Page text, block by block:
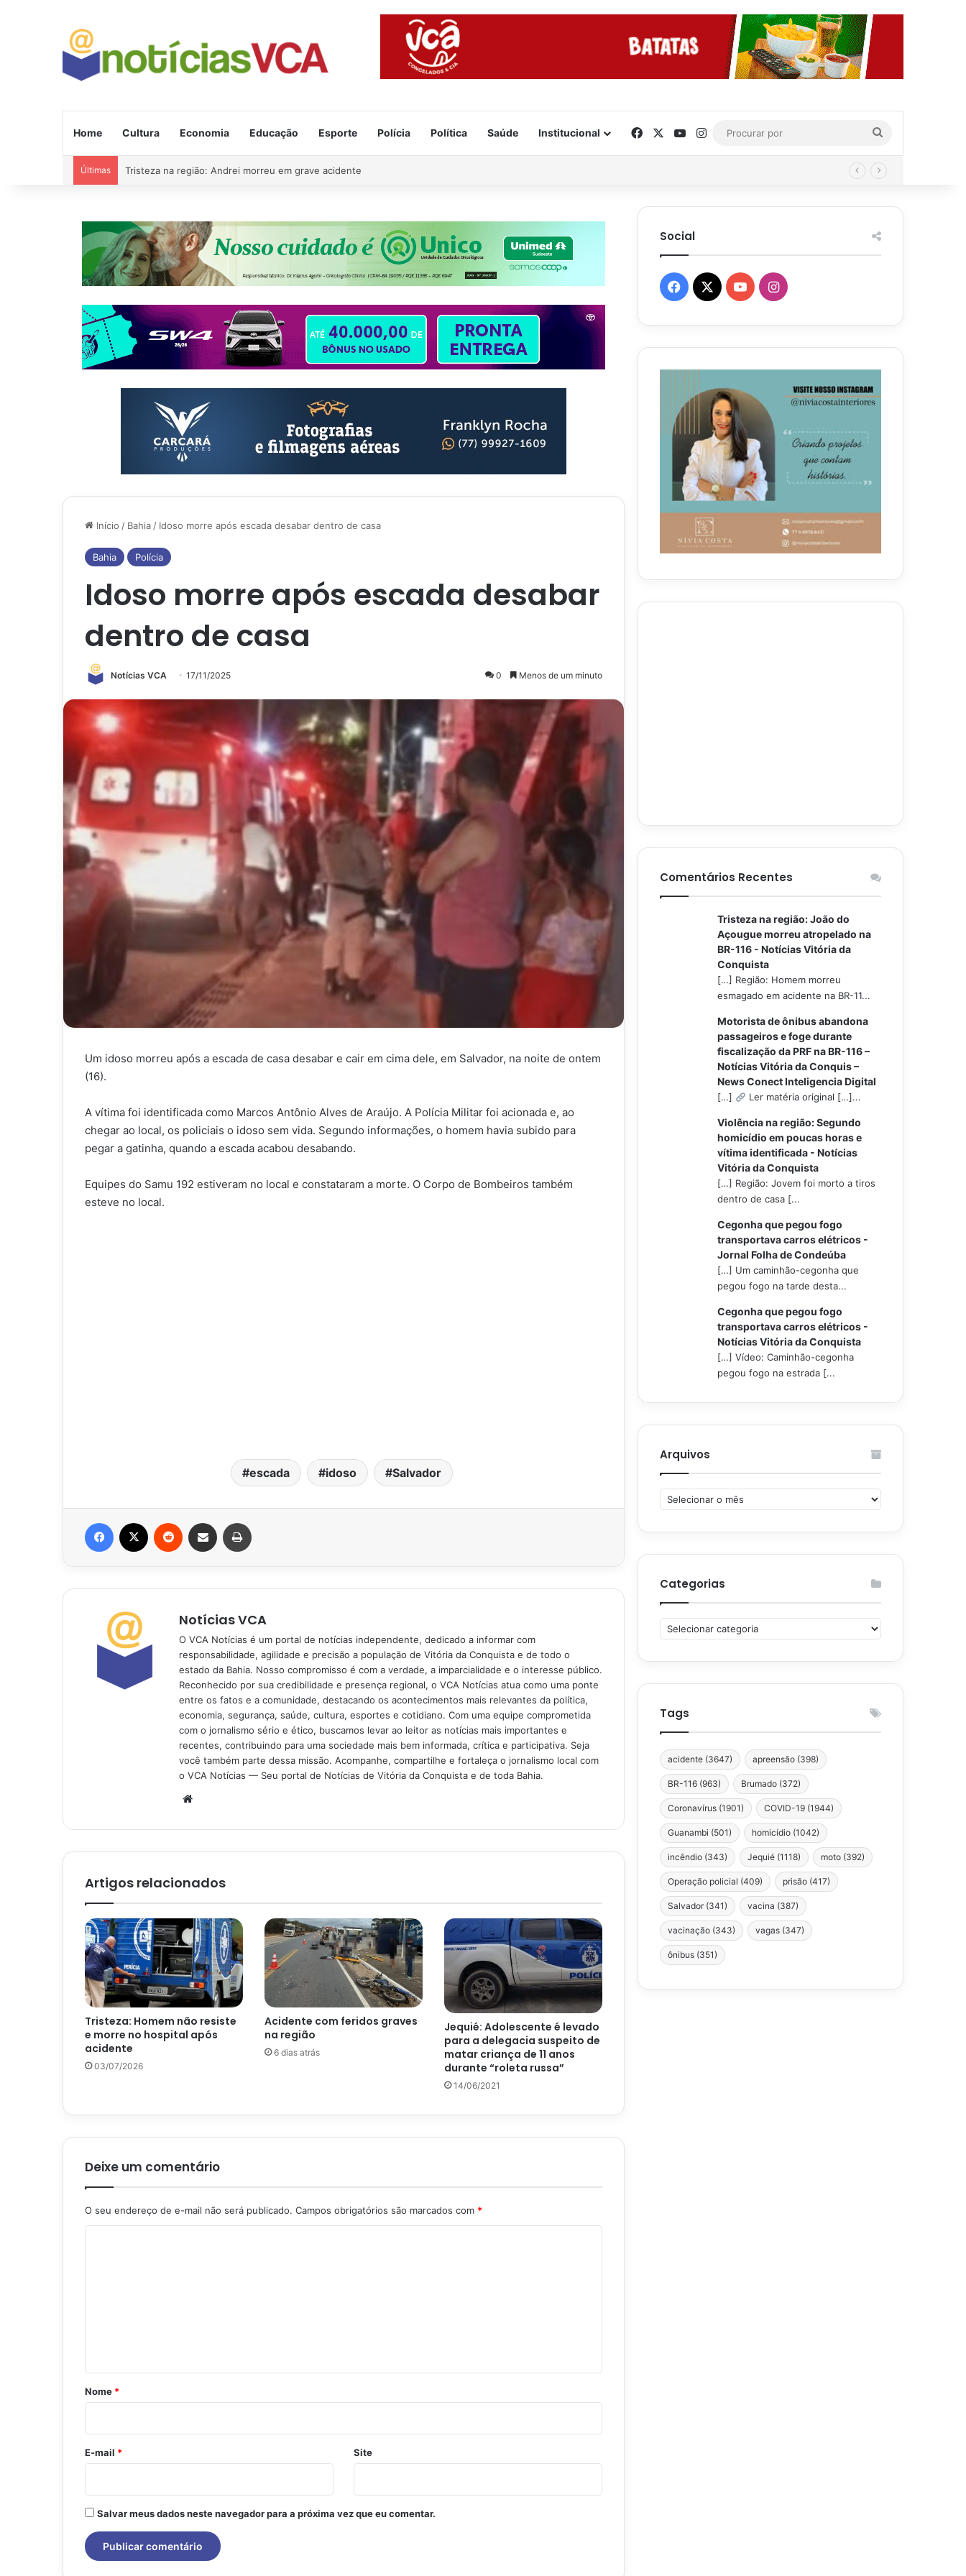
Home Cultura Economia Educação Esporte Polícia Política Saúde Institucional FacebookYouTube
Instagram
por
Últimas Tristeza na região: Andrei morreu em grave acidente
Início / Bahia / Idoso morre após escada desabar dentro de casa
Bahia Polícia
Idoso morre após escada desabar
dentro de casa
Notícias VCA 17/11/2025 0 Menos de um minuto
Um idoso morreu após a escada de casa desabar e cair em cima dele, em Salvador, na noite de ontem
(16).
A vítima foi identificada como Marcos Antônio Alves de Araújo. A Polícia Militar foi acionada e, ao
chegar ao local, os policiais o idoso sem vida. Segundo informações, o homem havia subido para
pegar a gatinha, quando a escada acabou desabando.
Equipes do Samu 192 estiveram no local e constataram a morte. O Corpo de Bombeiros também
esteve no local.
escada idoso Salvador
Facebook Reddit Compartilhar via e-mail
Notícias VCA
O VCA Notícias é um portal de notícias independente, dedicado a informar com
responsabilidade, agilidade e precisão a população de Vitória da Conquista e de todo o
estado da Bahia. Nosso compromisso é com a verdade, a imparcialidade e o interesse público.
Reconhecido por sua credibilidade e presença regional, o VCA Notícias atua como uma ponte
entre os fatos e a comunidade, destacando os acontecimentos mais relevantes da política,
economia, segurança, saúde, cultura, esportes e cotidiano. Com uma equipe comprometida
com o jornalismo sério e ético, buscamos levar ao leitor as notícias mais importantes e
recentes, contribuindo para uma sociedade mais bem informada, crítica e participativa. Seja
você também parte dessa missão. Acompanhe, compartilhe e fortaleça o jornalismo local com
o VCA Notícias — Seu portal de Notícias de Vitória da Conquista e de toda Bahia.
Artigos relacionados
Tristeza: Homem não resiste
e morre no hospital após
acidente
03/07/2026
Acidente com feridos graves
na região
6 dias atrás
Jequié: Adolescente é levado
para a delegacia suspeito de
matar criança de 11 anos
durante “roleta russa”
14/06/2021
Deixe um comentário
O seu endereço de e-mail não será publicado. Campos obrigatórios são marcados com *
r
o
*
Nome *
E-mail * Site
Salvar meus dados neste navegador para a próxima vez que eu comentar.
Social
Facebook
X YouTubeInstagram
Comentários Recentes
Tristeza na região: João do
Açougue morreu atropelado na
BR-116 - Notícias Vitória da
Conquista
[…] Região: Homem morreu
esmagado em acidente na BR-11...
Motorista de ônibus abandona
passageiros e foge durante
fiscalização da PRF na BR-116 –
Notícias Vitória da Conquis –
News Conect Inteligencia Digital
[…] Ler matéria original […]...
Violência na região: Segundo
homicídio em poucas horas e
vítima identificada - Notícias
Vitória da Conquista
[…] Região: Jovem foi morto a tiros
dentro de casa [...
Cegonha que pegou fogo
transportava carros elétricos -
Jornal Folha de Condeúba
[…] Um caminhão-cegonha que
pegou fogo na tarde desta...
Cegonha que pegou fogo
transportava carros elétricos -
Notícias Vitória da Conquista
[…] Vídeo: Caminhão-cegonha
pegou fogo na estrada [...
Arquivos
Arquivos
Categorias
Categorias
Tags
acidente (3647) apreensão (398)
BR-116 (963) Brumado (372)
Coronavírus (1901) COVID-19 (1944)
Guanambi (501) homicídio (1042)
incêndio (343) Jequié (1118) moto (392)
Operação policial (409) prisão (417)
Salvador (341) vacina (387)
vacinação (343) vagas (347)
ônibus (351)